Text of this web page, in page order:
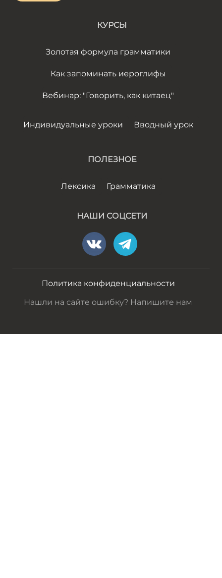
КУРСЫ
Золотая формула грамматики
Как запоминать иероглифы
Вебинар: "Говорить, как китаец"
Индивидуальные уроки Вводный урок
ПОЛЕЗНОЕ
Лексика Грамматика
НАШИ СОЦСЕТИ
Политика конфиденциальности
Нашли на сайте ошибку? Напишите нам